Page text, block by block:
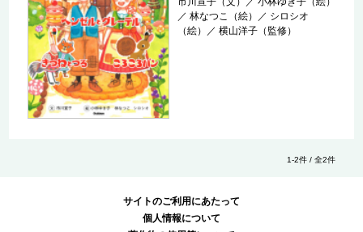
／林なつこ（絵） ／ シロシオ
（絵）
／横山洋子（監修）
1-2件 / 全2件
サイトのご利用にあたって
個人情報について